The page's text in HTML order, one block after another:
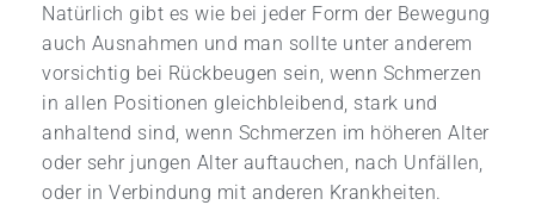
Natürlich gibt es wie bei jeder Form der Bewegung
auch Ausnahmen und man sollte unter anderem
vorsichtig bei Rückbeugen sein, wenn Schmerzen
in allen Positionen gleichbleibend, stark und
anhaltend sind, wenn Schmerzen im höheren Alter
oder sehr jungen Alter auftauchen, nach Unfällen,
oder in Verbindung mit anderen Krankheiten.